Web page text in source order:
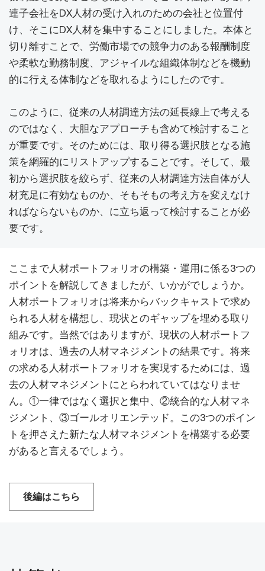
連子会社をDX人材の受け入れのための会社と位置付
け、そこにDX人材を集中することにしました。本体と
切り離すことで、労働市場での競争力のある報酬制度
や柔軟な勤務制度、アジャイルな組織体制などを機動
的に行える体制などを取れるようにしたのです。
このように、従来の人材調達方法の延長線上で考える
のではなく、大胆なアプローチも含めて検討すること
が重要です。そのためには、取り得る選択肢となる施
策を網羅的にリストアップすることです。そして、最
初から選択肢を絞らず、従来の人材調達方法自体が人
材充足に有効なものか、そもそもの考え方を変えなけ
ればならないものか、に立ち返って検討することが必
要です。
ここまで人材ポートフォリオの構築・運用に係る3つの
ポイントを解説してきましたが、いかがでしょうか。
人材ポートフォリオは将来からバックキャストで求め
られる人材を構想し、現状とのギャップを埋める取り
組みです。当然ではありますが、現状の人材ポートフ
ォリオは、過去の人材マネジメントの結果です。将来
の求める人材ポートフォリオを実現するためには、過
去の人材マネジメントにとらわれていてはなりませ
ん。①一律ではなく選択と集中、②統合的な人材マネ
ジメント、③ゴールオリエンテッド。この3つのポイン
トを押さえた新たな人材マネジメントを構築する必要
があると言えるでしょう。
後編はこちら